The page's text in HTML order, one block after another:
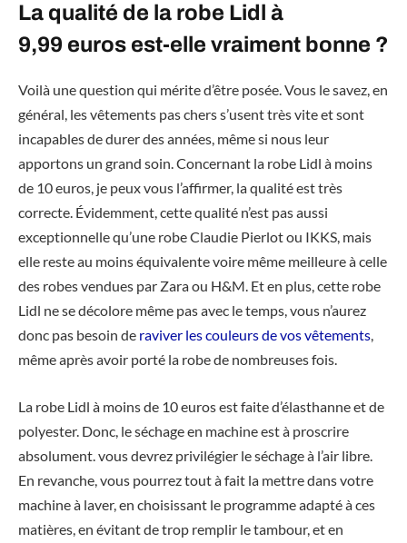
La qualité de la robe Lidl à
9,99 euros est-elle vraiment bonne ?
Voilà une question qui mérite d’être posée. Vous le savez, en
général, les vêtements pas chers s’usent très vite et sont
incapables de durer des années, même si nous leur
apportons un grand soin. Concernant la robe Lidl à moins
de 10 euros, je peux vous l’affirmer, la qualité est très
correcte. Évidemment, cette qualité n’est pas aussi
exceptionnelle qu’une robe Claudie Pierlot ou IKKS, mais
elle reste au moins équivalente voire même meilleure à celle
des robes vendues par Zara ou H&M. Et en plus, cette robe
Lidl ne se décolore même pas avec le temps, vous n’aurez
donc pas besoin de raviver les couleurs de vos vêtements,
même après avoir porté la robe de nombreuses fois.
La robe Lidl à moins de 10 euros est faite d’élasthanne et de
polyester. Donc, le séchage en machine est à proscrire
absolument. vous devrez privilégier le séchage à l’air libre.
En revanche, vous pourrez tout à fait la mettre dans votre
machine à laver, en choisissant le programme adapté à ces
matières, en évitant de trop remplir le tambour, et en